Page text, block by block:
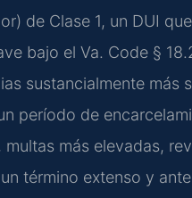
de Clase 1, un DUI
bajo el Va. Code §
sustancialmente más
período de
más elevadas,
término extenso y